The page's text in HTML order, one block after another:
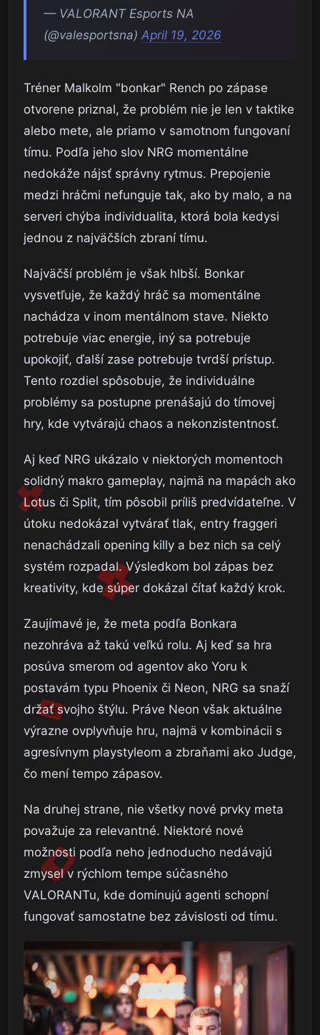
— VALORANT Esports NA
(@valesportsna) April 19, 2026
Tréner Malkolm "bonkar" Rench po zápase
otvorene priznal, že problém nie je len v taktike
alebo mete, ale priamo v samotnom fungovaní
tímu. Podľa jeho slov NRG momentálne
nedokáže nájsť správny rytmus. Prepojenie
medzi hráčmi nefunguje tak, ako by malo, a na
serveri chýba individualita, ktorá bola kedysi
jednou z najväčších zbraní tímu.
Najväčší problém je však hlbší. Bonkar
vysvetľuje, že každý hráč sa momentálne
nachádza v inom mentálnom stave. Niekto
potrebuje viac energie, iný sa potrebuje
upokojiť, ďalší zase potrebuje tvrdší prístup.
Tento rozdiel spôsobuje, že individuálne
problémy sa postupne prenášajú do tímovej
hry, kde vytvárajú chaos a nekonzistentnosť.
Aj keď NRG ukázalo v niektorých momentoch
solidný makro gameplay, najmä na mapách ako
Lotus či Split, tím pôsobil príliš predvídateľne. V
útoku nedokázal vytvárať tlak, entry fraggeri
nenachádzali opening killy a bez nich sa celý
systém rozpadal. Výsledkom bol zápas bez
kreativity, kde súper dokázal čítať každý krok.
Zaujímavé je, že meta podľa Bonkara
nezohráva až takú veľkú rolu. Aj keď sa hra
posúva smerom od agentov ako Yoru k
postavám typu Phoenix či Neon, NRG sa snaží
držať svojho štýlu. Práve Neon však aktuálne
výrazne ovplyvňuje hru, najmä v kombinácii s
agresívnym playstyleom a zbraňami ako Judge,
čo mení tempo zápasov.
Na druhej strane, nie všetky nové prvky meta
považuje za relevantné. Niektoré nové
možnosti podľa neho jednoducho nedávajú
zmysel v rýchlom tempe súčasného
VALORANTu, kde dominujú agenti schopní
fungovať samostatne bez závislosti od tímu.